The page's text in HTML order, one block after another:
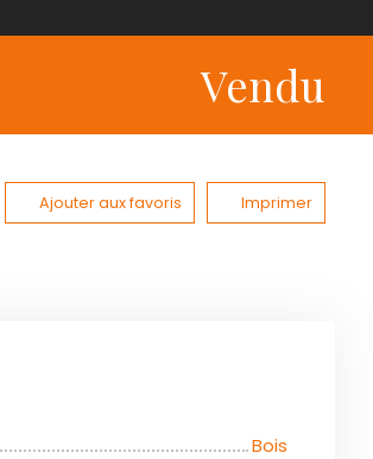
Vendu
Ajouter aux favoris Imprimer
Bois